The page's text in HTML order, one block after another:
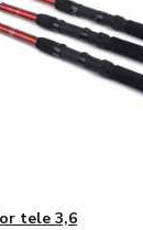
tele 3,6